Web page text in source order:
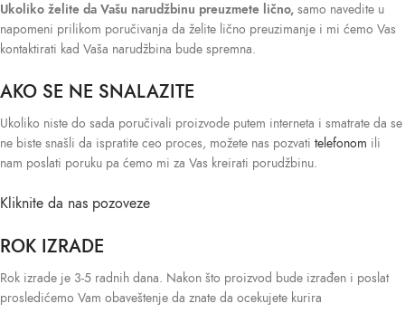
Ukoliko želite da Vašu narudžbinu preuzmete lično, samo navedite u
napomeni prilikom poručivanja da želite lično preuzimanje i mi ćemo Vas
kontaktirati kad Vaša narudžbina bude spremna.
AKO SE NE SNALAZITE
Ukoliko niste do sada poručivali proizvode putem interneta i smatrate da se
ne biste snašli da ispratite ceo proces, možete nas pozvati telefonom ili
nam poslati poruku pa ćemo mi za Vas kreirati porudžbinu.
Kliknite da nas pozoveze
ROK IZRADE
Rok izrade je 3-5 radnih dana. Nakon što proizvod bude izrađen i poslat
prosledićemo Vam obaveštenje da znate da ocekujete kurira